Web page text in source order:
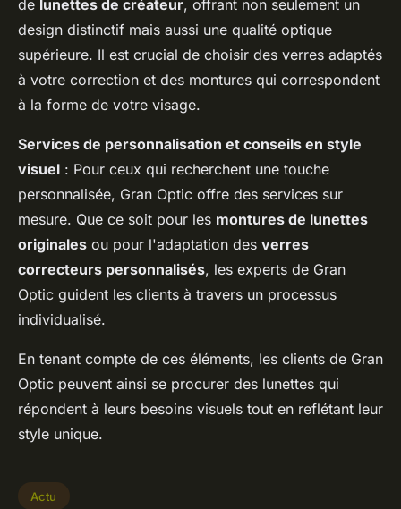
de lunettes de créateur, offrant non seulement un
design distinctif mais aussi une qualité optique
supérieure. Il est crucial de choisir des verres adaptés
à votre correction et des montures qui correspondent
à la forme de votre visage.
Services de personnalisation et conseils en style
visuel : Pour ceux qui recherchent une touche
personnalisée, Gran Optic offre des services sur
mesure. Que ce soit pour les montures de lunettes
originales ou pour l'adaptation des verres
correcteurs personnalisés, les experts de Gran
Optic guident les clients à travers un processus
individualisé.
En tenant compte de ces éléments, les clients de Gran
Optic peuvent ainsi se procurer des lunettes qui
répondent à leurs besoins visuels tout en reflétant leur
style unique.
Actu